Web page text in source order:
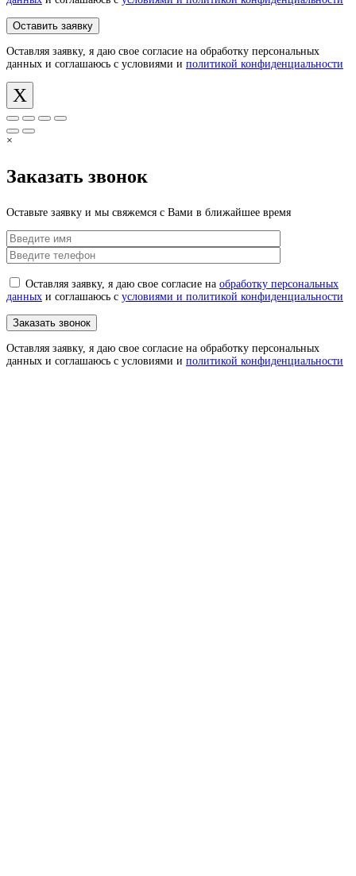
Оставляя заявку, я даю свое согласие на обработку персональных
данных и соглашаюсь с условиями и политикой конфиденциальности
X
×
Заказать звонок
Оставьте заявку и мы свяжемся с Вами в ближайшее время
Оставляя заявку, я даю свое согласие на обработку персональных
данных и соглашаюсь с условиями и политикой конфиденциальности
Оставляя заявку, я даю свое согласие на обработку персональных
данных и соглашаюсь с условиями и политикой конфиденциальности